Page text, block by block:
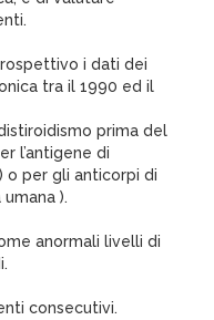
i dati dei
tra il 1990 ed il
prima del
l’antigene di
o per gli anticorpi di
).
anormali livelli di
consecutivi.